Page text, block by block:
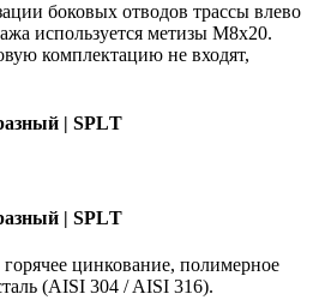
боковых отводов трассы влево
используется метизы М8х20.
комплектацию не входят,
| SPLТ
| SPLТ
цинкование, полимерное
(AISI 304 / AISI 316).